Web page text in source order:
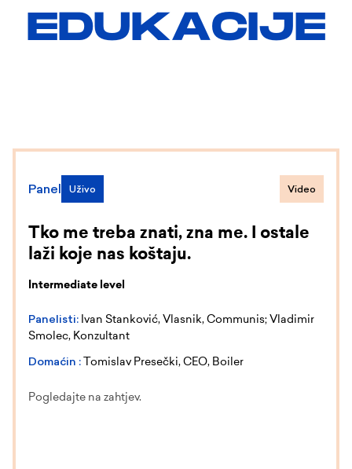
EDUKACIJE
Panel Uživo Video
Tko me treba znati, zna me. I ostale
laži koje nas koštaju.
Intermediate level
Panelisti: Ivan Stanković, Vlasnik, Communis; Vladimir
Smolec, Konzultant
Domaćin :Tomislav Presečki, CEO, Boiler
Pogledajte na zahtjev.